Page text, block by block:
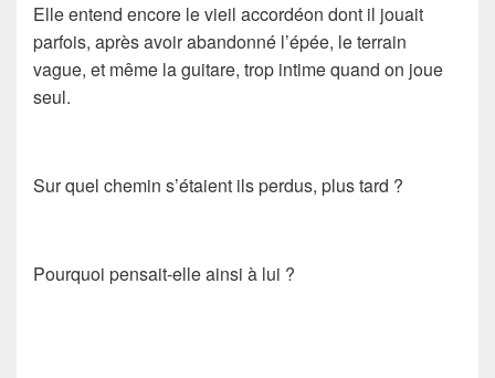
Elle entend encore le vieil accordéon dont il jouait
parfois, après avoir abandonné l’épée, le terrain
vague, et même la guitare, trop intime quand on joue
seul.
Sur quel chemin s’étaient ils perdus, plus tard ?
Pourquoi pensait-elle ainsi à lui ?